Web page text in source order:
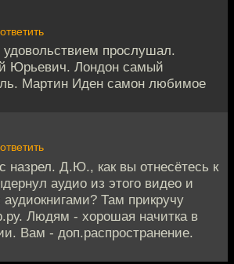
ответить
прослушал.
Юрьевич. Лондон самый
Мартин Иден самон любимое
ответить
назрел. Д.Ю., как вы отнесётесь к
аудио из этого видео и
Там прикручу
Людям - хорошая начитка в
Вам - доп.распространение.